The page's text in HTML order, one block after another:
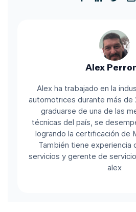
Alex
Alex ha trabajado en la
automotrices durante más de
graduarse de una de las
técnicas del país, se
logrando la certificación de
También tiene experiencia
servicios y gerente de
alex